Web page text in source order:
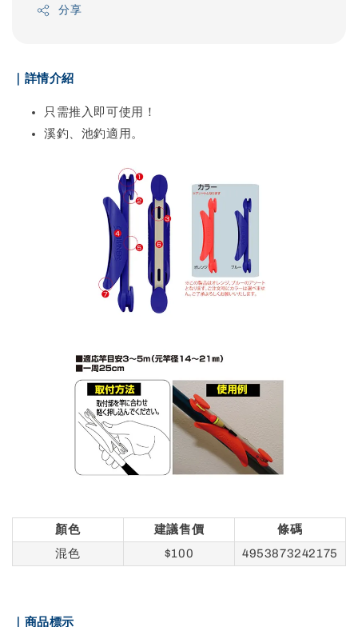
分享
｜詳情介紹
只需推入即可使用！
溪釣、池釣適用。
顏色 建議售價
條碼
混色
$100 4953873242175
｜商品標示